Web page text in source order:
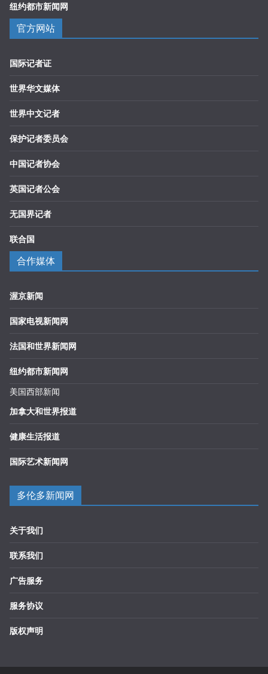
纽约都市新闻网
官方网站
国际记者证
世界华文媒体
世界中文记者
保护记者委员会
中国记者协会
英国记者公会
无国界记者
联合国
合作媒体
渥京新闻
国家电视新闻网
法国和世界新闻网
纽约都市新闻网
美国西部新闻
加拿大和世界报道
健康生活报道
国际艺术新闻网
多伦多新闻网
关于我们
联系我们
广告服务
服务协议
版权声明